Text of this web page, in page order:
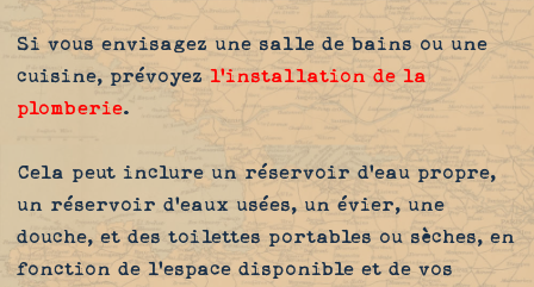
Si vous envisagez une salle de bains ou une
cuisine, prévoyezl'installation de la
plomberie.
Cela peut inclure un réservoir d'eau propre,
un réservoir d'eaux usées, un évier, une
douche, et des toilettes portables ou sèches, en
fonction de l'espace disponible et de vos